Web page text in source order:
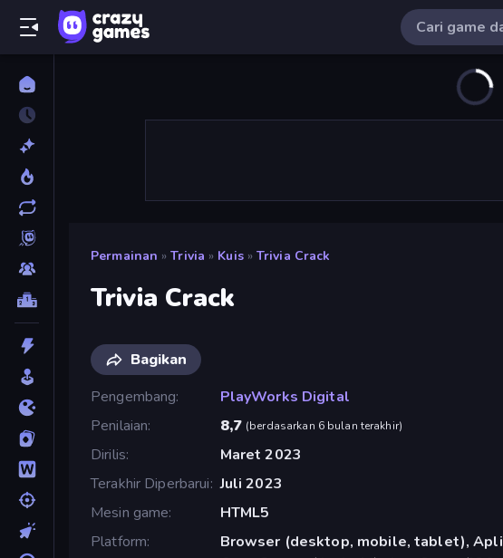
Permainan » Trivia » Kuis » Trivia Crack
Trivia Crack
Bagikan
Pengembang
PlayWorks Digital
Penilaian
8,7 (berdasarkan 6 bulan terakhir)
Dirilis
Maret 2023
Terakhir Diperbarui Juli 2023
Mesin game
HTML5
Platform
Browser (desktop, mobile, tablet),